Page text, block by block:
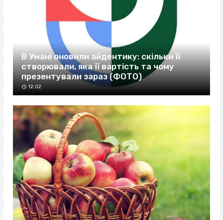
В Умані оновили айдентику: скільки її
створювали, яка її вартість та чому
презентували зараз (ФОТО)
12:02